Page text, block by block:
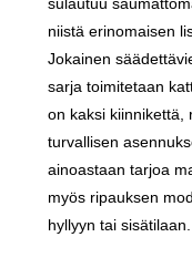
niistä erinomaisen
Jokainen
sarja toimitetaan
on kaksi kiinnikettä,
turvallisen
ainoastaan ​​tarjoa
myös ripauksen
hyllyyn tai sisätilaan.